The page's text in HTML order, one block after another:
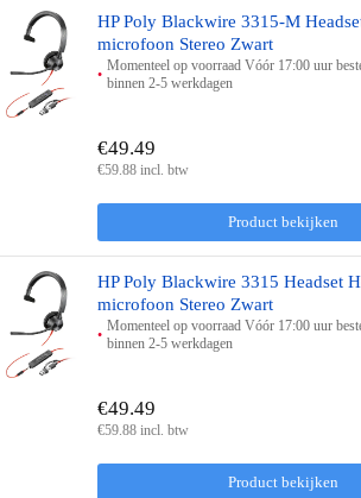
HP Poly Blackwire 3315-M
microfoon Stereo Zwart
Momenteel op voorraad Vóór 17:00 uur
binnen 2-5 werkdagen
Product bekijken
€49.49
€59.88 incl. btw
HP Poly Blackwire 3315 Headset
microfoon Stereo Zwart
Momenteel op voorraad Vóór 17:00 uur
binnen 2-5 werkdagen
Product bekijken
€49.49
€59.88 incl. btw